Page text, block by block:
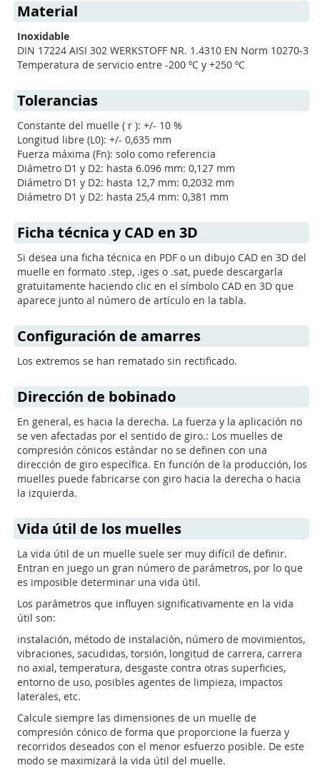
Material
Inoxidable
DIN 17224 AISI 302 WERKSTOFF NR. 1.4310 EN Norm 10270-3
Temperatura de servicio entre -200 ºC y +250 ºC
Tolerancias
Constante del muelle ( r ): +/- 10 %
Longitud libre (L0): +/- 0,635 mm
Fuerza máxima (Fn): solo como referencia
Diámetro D1 y D2: hasta 6.096 mm: 0,127 mm
Diámetro D1 y D2: hasta 12,7 mm: 0,2032 mm
Diámetro D1 y D2: hasta 25,4 mm: 0,381 mm
Ficha técnica y CAD en 3D
Si desea una ficha técnica en PDF o un dibujo CAD en 3D del
muelle en formato .step, .iges o .sat, puede descargarla
gratuitamente haciendo clic en el símbolo CAD en 3D que
aparece junto al número de artículo en la tabla.
Configuración de amarres
Los extremos se han rematado sin rectificado.
Dirección de bobinado
En general, es hacia la derecha. La fuerza y la aplicación no
se ven afectadas por el sentido de giro.: Los muelles de
compresión cónicos estándar no se definen con una
dirección de giro específica. En función de la producción, los
muelles puede fabricarse con giro hacia la derecha o hacia
la izquierda.
Vida útil de los muelles
La vida útil de un muelle suele ser muy difícil de definir.
Entran en juego un gran número de parámetros, por lo que
es imposible determinar una vida útil.
Los parámetros que influyen significativamente en la vida
útil son:
instalación, método de instalación, número de movimientos,
vibraciones, sacudidas, torsión, longitud de carrera, carrera
no axial, temperatura, desgaste contra otras superficies,
entorno de uso, posibles agentes de limpieza, impactos
laterales, etc.
Calcule siempre las dimensiones de un muelle de
compresión cónico de forma que proporcione la fuerza y
recorridos deseados con el menor esfuerzo posible. De este
modo se maximizará la vida útil del muelle.